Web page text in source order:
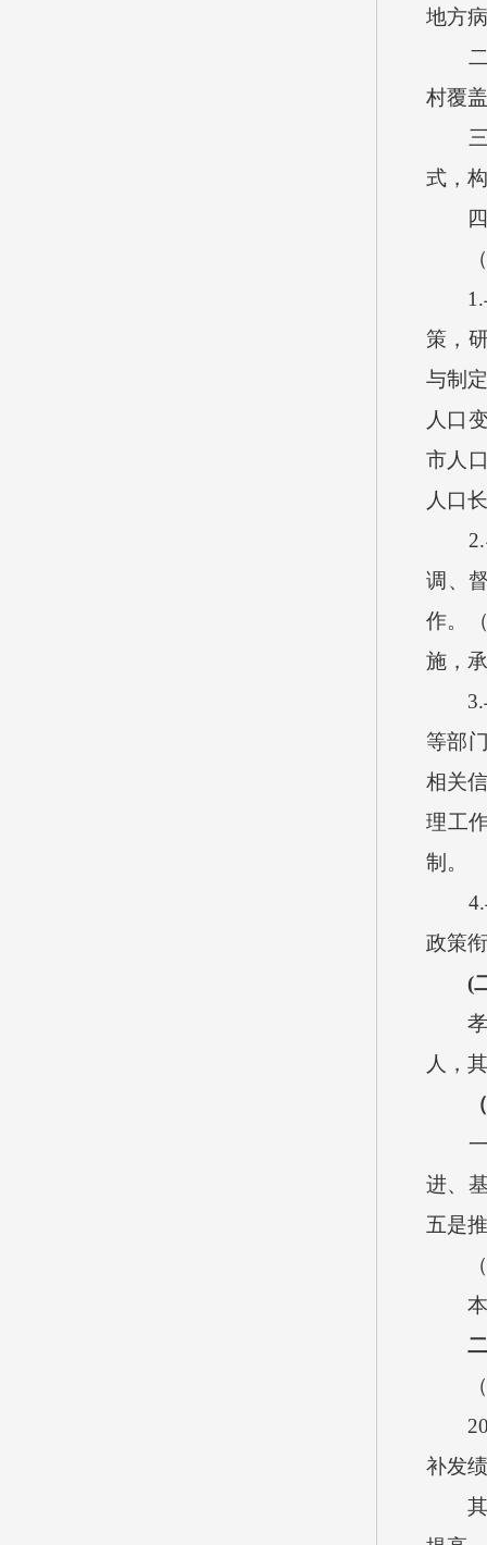
地方
村覆
式，
1.
策，
与制
人口
市人
人口
2.
调、
作。
施，
3.
等部
相关
理工
制。
4.
政策
(
人，
进、
五是
补发